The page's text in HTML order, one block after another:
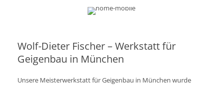
Wolf-Dieter Fischer – Werkstatt für
Geigenbau in München
Unsere Meisterwerkstatt für Geigenbau in München wurde